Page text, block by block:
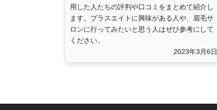
用した人たちの評判や口コミをまとめて紹介し
ます。プラスエイトに興味がある人や、眉毛サ
ロンに行ってみたいと思う人はぜひ参考にして
ください。
2023年3月6日